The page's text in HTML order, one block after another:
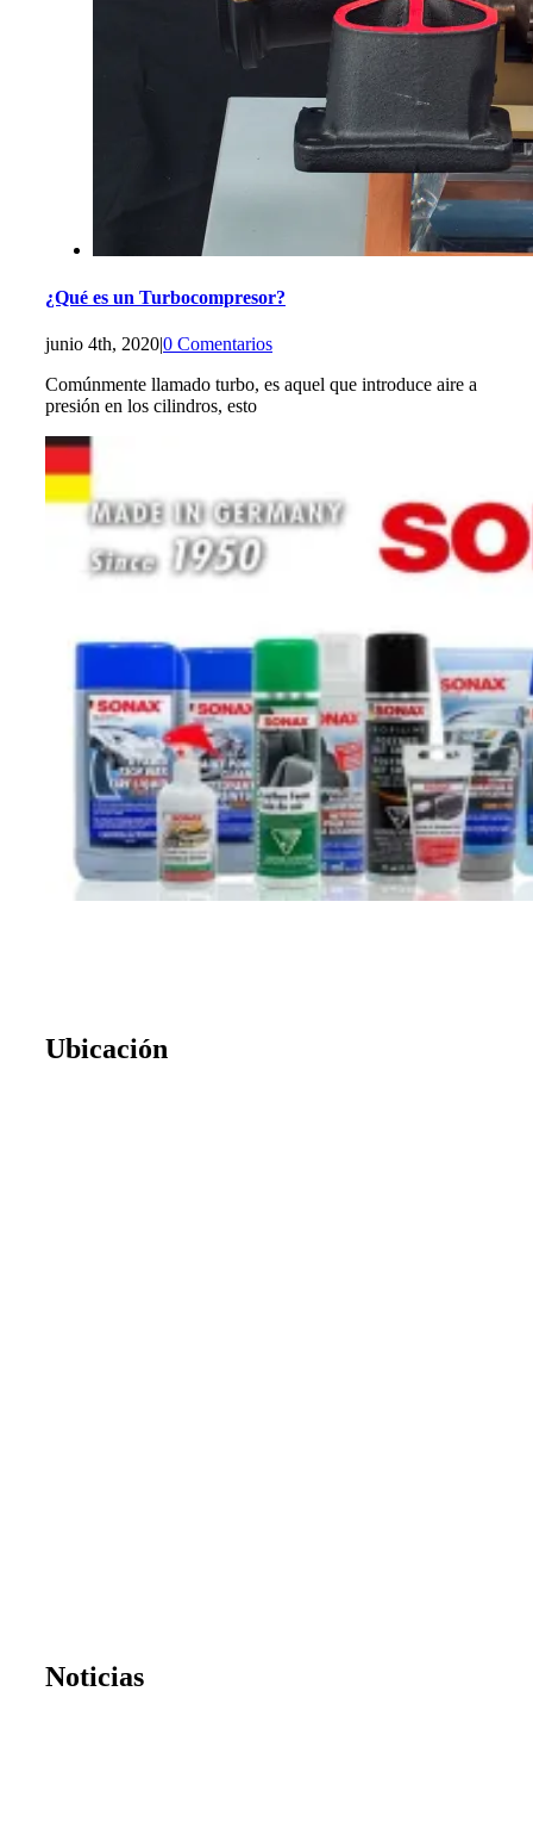
¿Qué es un Turbocompresor?
junio 4th, 2020|0 Comentarios
Comúnmente llamado turbo, es aquel que introduce aire a
presión en los cilindros, esto
Ubicación
Noticias